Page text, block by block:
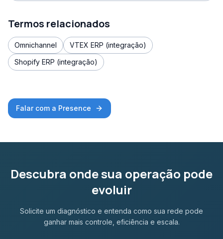
Termos relacionados
Omnichannel
VTEX ERP (integração)
Shopify ERP (integração)
Falar com a Presence
Descubra onde sua operação pode
evoluir
Solicite um diagnóstico e entenda como sua rede pode
ganhar mais controle, eficiência e escala.